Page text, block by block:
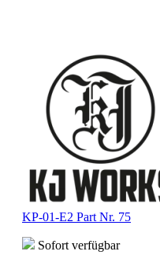
KP-01-E2 Part Nr. 75
Sofort verfügbar